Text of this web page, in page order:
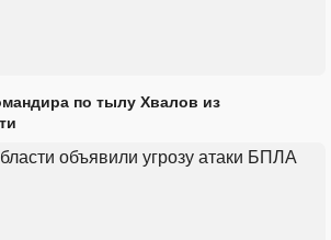
по тылу Хвалов из